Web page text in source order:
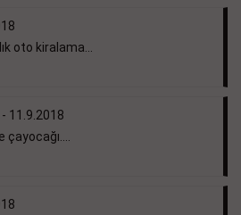
oto kiralama...
- 11.9.2018
çayocağı....